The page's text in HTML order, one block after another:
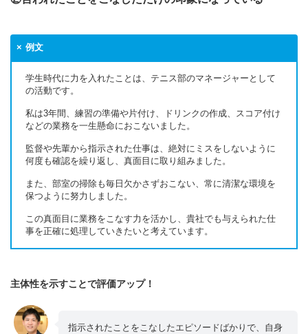
例文
学生時代に力を入れたことは、テニス部のマネージャーとして
の活動です。
私は3年間、練習の準備や片付け、ドリンクの作成、スコア付け
などの業務を一生懸命におこないました。
監督や先輩から指示された仕事は、絶対にミスをしないように
何度も確認を繰り返し、真面目に取り組みました。
また、部室の掃除も毎日欠かさずおこない、常に清潔な環境を
保つように努力しました。
この真面目に業務をこなす力を活かし、貴社でも与えられた仕
事を正確に処理していきたいと考えています。
主体性を示すことで評価アップ！
指示されたことをこなしたエピソードばかりで、自身